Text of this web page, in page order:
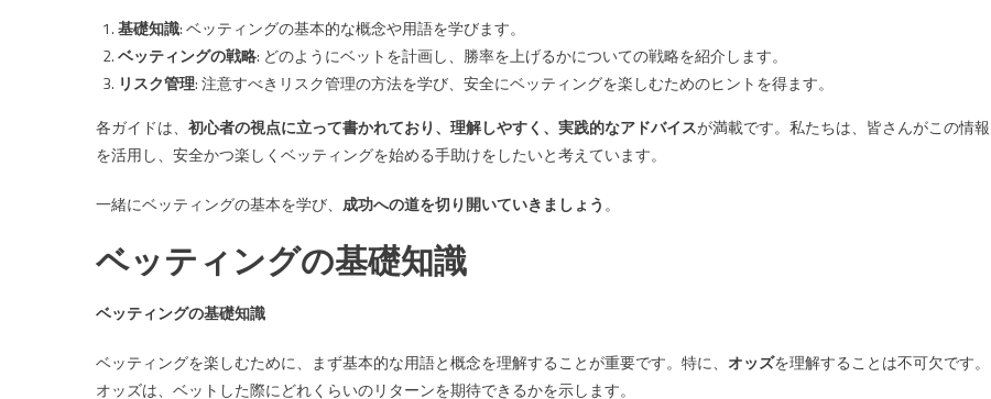
イ
ド
７
は
基礎知識: ベッティングの基本的な概念や用語を学びます。
ベッティングの戦略: どのようにベットを計画し、勝率を上げるかについての戦略を紹介します。
リスク管理: 注意すべきリスク管理の方法を学び、安全にベッティングを楽しむためのヒントを得ます。
各ガイドは、 初心者の視点に立って書かれており、理解しやすく、実践的なアドバイスが満載です。私たちは、皆さんがこの情報
を活用し、安全かつ楽しくベッティングを始める手助けをしたいと考えています。
一緒にベッティングの基本を学び、 成功への道を切り開いていきましょう。
ベッティングの基礎知識
ベッティングの基礎知識
ベッティングを楽しむために、まず基本的な用語と概念を理解することが重要です。特に、 オッズを理解することは不可欠です。
オッズは、ベットした際にどれくらいのリターンを期待できるかを示します。